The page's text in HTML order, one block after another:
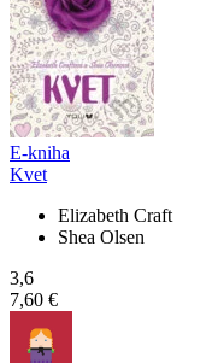
E-kniha
Kvet
Elizabeth Craft
Shea Olsen
3,6
7,60 €